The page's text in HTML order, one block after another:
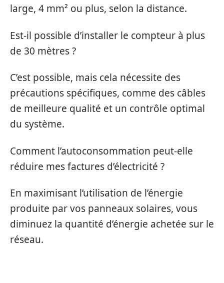
large, 4 mm² ou plus, selon la distance.
Est-il possible d’installer le compteur à plus
de 30 mètres ?
C’est possible, mais cela nécessite des
précautions spécifiques, comme des câbles
de meilleure qualité et un contrôle optimal
du système.
Comment l’autoconsommation peut-elle
réduire mes factures d’électricité ?
En maximisant l’utilisation de l’énergie
produite par vos panneaux solaires, vous
diminuez la quantité d’énergie achetée sur le
réseau.